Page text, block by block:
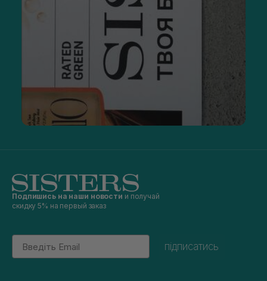
Подпишись на наши новости и получай
скидку 5% на первый заказ
Email
підписатись